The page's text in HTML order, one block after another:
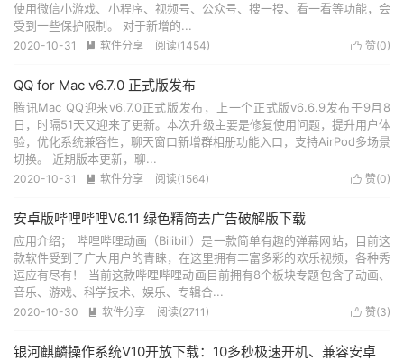
使用微信小游戏、小程序、视频号、公众号、搜一搜、看一看等功能，会
受到一些保护限制。 对于新增的...
 赞(0)
2020-10-31  软件分享 阅读(1454)
QQ for Mac v6.7.0 正式版发布
腾讯Mac QQ迎来v6.7.0正式版发布，上一个正式版v6.6.9发布于9月8
日，时隔51天又迎来了更新。本次升级主要是修复使用问题，提升用户体
验，优化系统兼容性，聊天窗口新增群相册功能入口，支持AirPod多场景
切换。 近期版本更新，聊...
 赞(0)
2020-10-31  软件分享 阅读(1564)
安卓版哔哩哔哩V6.11 绿色精简去广告破解版下载
应用介绍； 哔哩哔哩动画（Bilibili）是一款简单有趣的弹幕网站，目前这
款软件受到了广大用户的青睐，在这里拥有丰富多彩的欢乐视频，各种秀
逗应有尽有！ 当前这款哔哩哔哩动画目前拥有8个板块专题包含了动画、
音乐、游戏、科学技术、娱乐、专辑合...
 赞(3)
2020-10-30  软件分享 阅读(2711)
银河麒麟操作系统V10开放下载：10多秒极速开机、兼容安卓